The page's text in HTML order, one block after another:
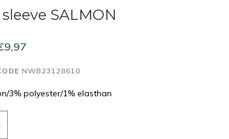
SALMON
NWB23128610
3% polyester/1% elasthan